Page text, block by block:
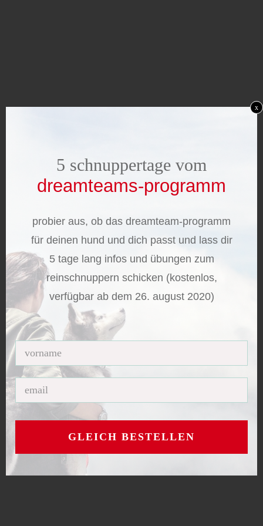
5 schnuppertage vom
dreamteams-programm
probier aus, ob das dreamteam-programm
für deinen hund und dich passt und lass dir
5 tage lang infos und übungen zum
reinschnuppern schicken (kostenlos,
verfügbar ab dem 26. august 2020)
GLEICH BESTELLEN
x